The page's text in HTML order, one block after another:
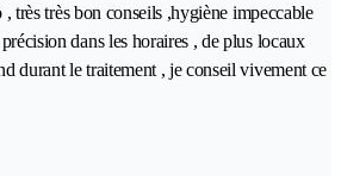
très très bon conseils ,hygiène impeccable
dans les horaires , de plus locaux
durant le traitement , je conseil vivement ce